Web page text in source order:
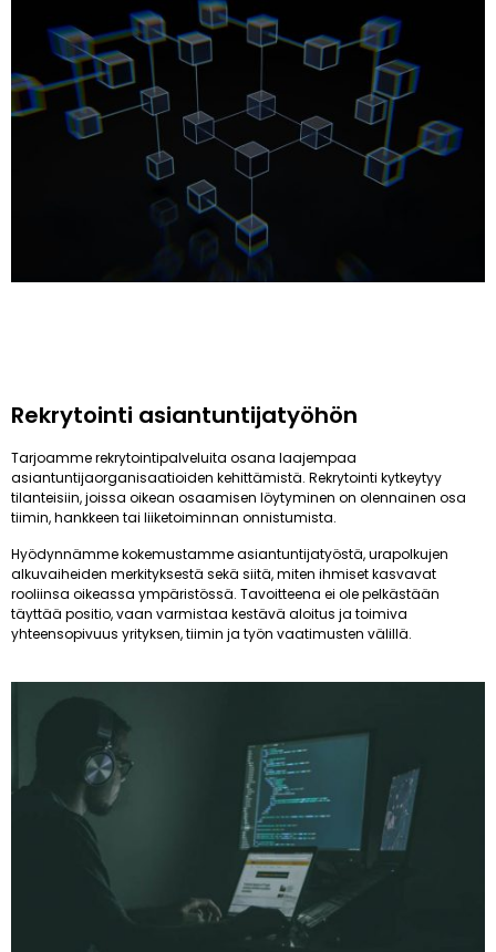
Rekrytointi asiantuntijatyöhön
Tarjoamme rekrytointipalveluita osana laajempaa
asiantuntijaorganisaatioiden kehittämistä. Rekrytointi kytkeytyy
tilanteisiin, joissa oikean osaamisen löytyminen on olennainen osa
tiimin, hankkeen tai liiketoiminnan onnistumista.
Hyödynnämme kokemustamme asiantuntijatyöstä, urapolkujen
alkuvaiheiden merkityksestä sekä siitä, miten ihmiset kasvavat
rooliinsa oikeassa ympäristössä. Tavoitteena ei ole pelkästään
täyttää positio, vaan varmistaa kestävä aloitus ja toimiva
yhteensopivuus yrityksen, tiimin ja työn vaatimusten välillä.